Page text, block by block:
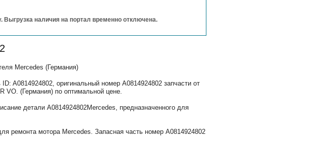
Выгрузка наличия на портал временно отключена.
Mercedes (Германия)
A0814924802, оригинальный номер A0814924802 запчасти от
VO. (Германия) по оптимальной цене.
детали A0814924802Mercedes, предназначенного для
ремонта мотора Mercedes. Запасная часть номер A0814924802